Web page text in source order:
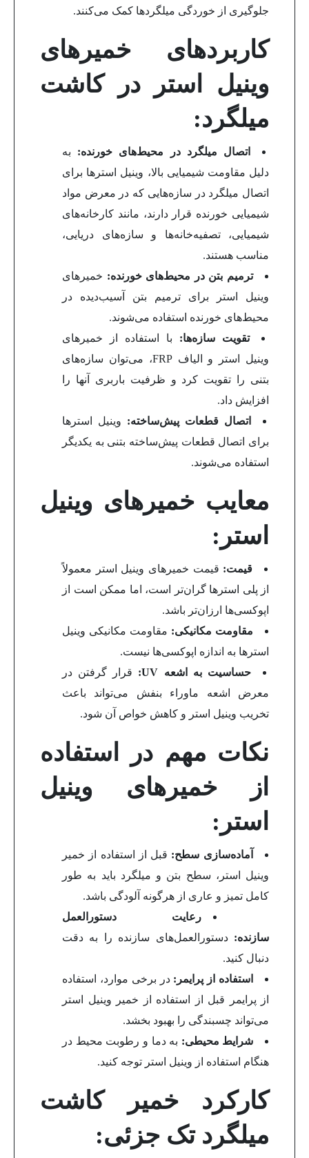
جلوگیری از خوردگی میلگردها کمک می‌کنند.
کاربردهای خمیرهای
وینیل استر در کاشت
میلگرد:
اتصال میلگرد در محیط‌های خورنده: به
دلیل مقاومت شیمیایی بالا، وینیل استرها برای
اتصال میلگرد در سازه‌هایی که در معرض مواد
شیمیایی خورنده قرار دارند، مانند کارخانه‌های
شیمیایی، تصفیه‌خانه‌ها و سازه‌های دریایی،
مناسب هستند.
ترمیم بتن در محیط‌های خورنده: خمیرهای
وینیل استر برای ترمیم بتن آسیب‌دیده در
محیط‌های خورنده استفاده می‌شوند.
تقویت سازه‌ها: با استفاده از خمیرهای
وینیل استر و الیاف FRP، می‌توان سازه‌های
بتنی را تقویت کرد و ظرفیت باربری آنها را
افزایش داد.
اتصال قطعات پیش‌ساخته: وینیل استرها
برای اتصال قطعات پیش‌ساخته بتنی به یکدیگر
استفاده می‌شوند.
معایب خمیرهای وینیل
استر:
قیمت: قیمت خمیرهای وینیل استر معمولاً
از پلی استرها گران‌تر است، اما ممکن است از
اپوکسی‌ها ارزان‌تر باشد.
مقاومت مکانیکی: مقاومت مکانیکی وینیل
استرها به اندازه اپوکسی‌ها نیست.
حساسیت به اشعه UV
: قرار گرفتن در
معرض اشعه ماوراء بنفش می‌تواند باعث
تخریب وینیل استر و کاهش خواص آن شود.
نکات مهم در استفاده
از خمیرهای وینیل
استر:
آماده‌سازی سطح: قبل از استفاده از خمیر
وینیل استر، سطح بتن و میلگرد باید به طور
کامل تمیز و عاری از هرگونه آلودگی باشد.
رعایت دستورالعمل
سازنده: دستورالعمل‌های سازنده را به دقت
دنبال کنید.
استفاده از پرایمر: در برخی موارد، استفاده
از پرایمر قبل از استفاده از خمیر وینیل استر
می‌تواند چسبندگی را بهبود بخشد.
شرایط محیطی: به دما و رطوبت محیط در
هنگام استفاده از وینیل استر توجه کنید.
کارکرد خمیر کاشت
میلگرد تک جزئی: